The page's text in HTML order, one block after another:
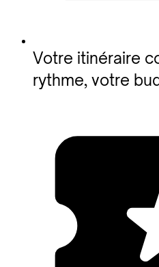
Votre itinéraire
rythme, votre